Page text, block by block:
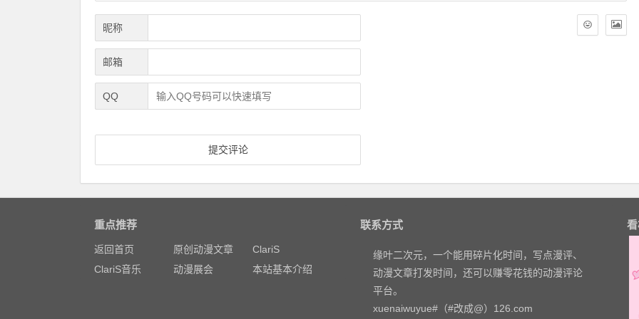
昵称
邮箱
QQ
重点推荐
返回首页 原创动漫文章
ClariS
ClariS音乐
动漫展会 本站基本介绍
联系方式
缘叶二次元，一个能用碎片化时间，写点漫评、
动漫文章打发时间，还可以赚零花钱的动漫评论
平台。
xuenaiwuyue#（#改成@）126.com